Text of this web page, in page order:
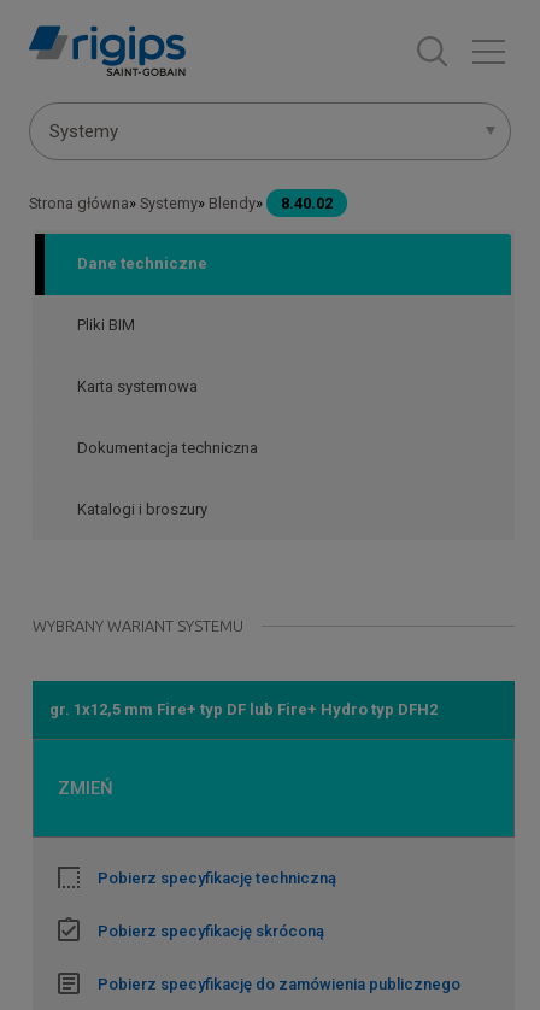
Menu
Systemy
Ścieżka
nawigacyjna
Strona główna Systemy Blendy 8.40.02
Dane techniczne
Pliki BIM
Karta systemowa
Dokumentacja techniczna
Katalogi i broszury
WYBRANY WARIANT SYSTEMU
gr. 1x12,5 mm Fire+ typ DF lub Fire+ Hydro typ DFH2
ZMIEŃ
Pobierz specyfikację techniczną
Pobierz specyfikację skróconą
Pobierz specyfikację do zamówienia publicznego